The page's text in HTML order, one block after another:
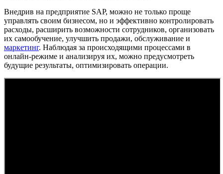
Внедрив на предприятие SAP, можно не только проще
управлять своим бизнесом, но и эффективно контролировать
расходы, расширить возможности сотрудников, организовать
их самообучение, улучшить продажи, обслуживание и
маркетинг. Наблюдая за происходящими процессами в
онлайн-режиме и анализируя их, можно предусмотреть
будущие результаты, оптимизировать операции.